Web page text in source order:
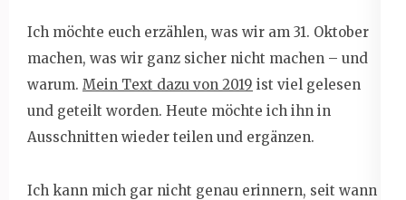
Ich möchte euch erzählen, was wir am 31. Oktober
machen, was wir ganz sicher nicht machen – und
warum. Mein Text dazu von 2019 ist viel gelesen
und geteilt worden. Heute möchte ich ihn in
Ausschnitten wieder teilen und ergänzen.
Ich kann mich gar nicht genau erinnern, seit wann